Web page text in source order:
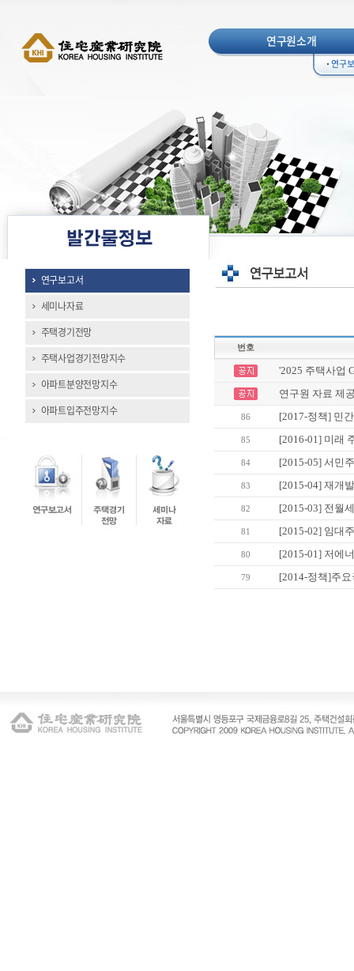
연구원소개
연구
연구보고서
세미나자료
주택경기전망
주택사업경기전망지수
아파트분양전망지수
아파트입주전망지수
번호
'2025 주택사업
연구원 자료 제
86 [2017-정책] 민
85 [2016-01] 미래
84 [2015-05] 서민
83 [2015-04] 재개
82 [2015-03] 전월
81 [2015-02] 임대
80 [2015-01] 저에
79 [2014-정책]주